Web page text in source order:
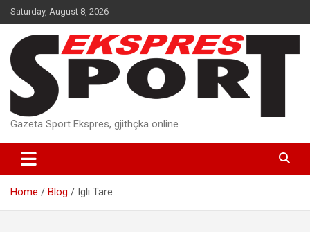
Skip
to
content
Saturday, August 8, 2026
Gazeta Sport Ekspres, gjithçka online
Home Blog Igli Tare